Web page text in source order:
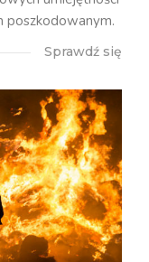
poszkodowanym.
Sprawdź się